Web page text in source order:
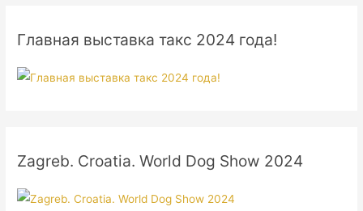
Главная выставка такс 2024 года!
Zagreb. Croatia. World Dog Show 2024